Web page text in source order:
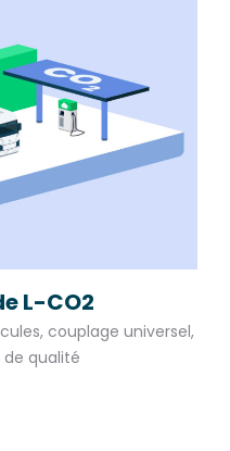
L-CO2
couplage universel,
qualité